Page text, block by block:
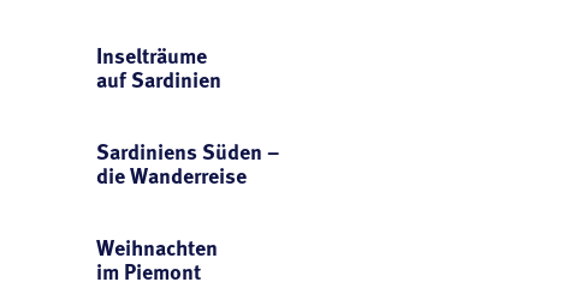
Inselträume
auf Sardinien
Sardiniens Süden –
die Wanderreise
Weihnachten
im Piemont